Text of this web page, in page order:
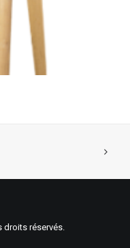
droits réservés.